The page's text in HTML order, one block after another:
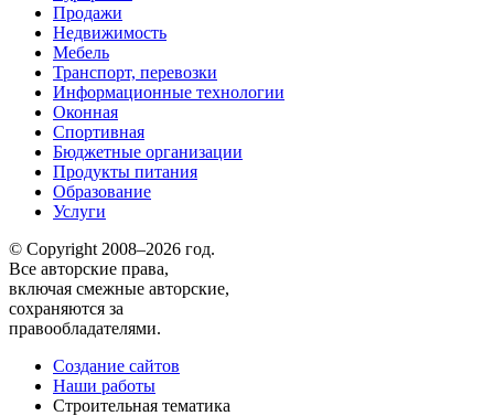
Продажи
Недвижимость
Мебель
Транспорт, перевозки
Информационные технологии
Оконная
Спортивная
Бюджетные организации
Продукты питания
Образование
Услуги
© Copyright 2008–2026 год.
Все авторские права,
включая смежные авторские,
сохраняются за
правообладателями.
Создание сайтов
Наши работы
Строительная тематика